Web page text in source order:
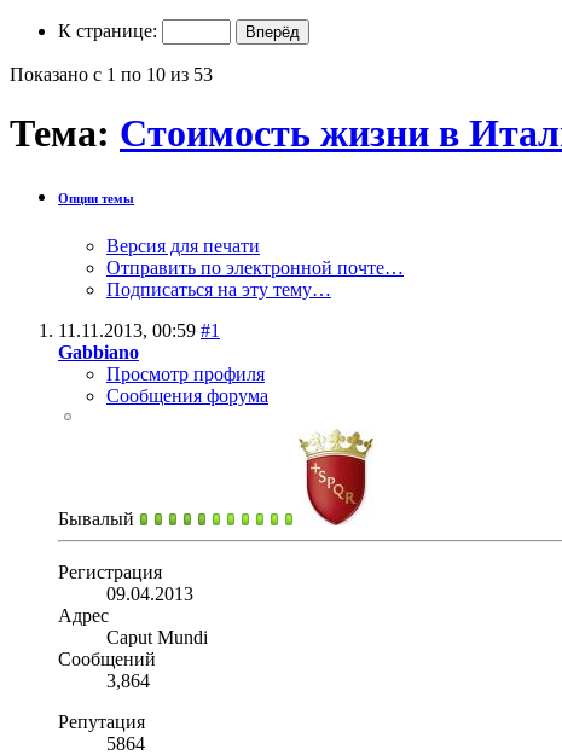
К странице:
Показано с 1 по 10 из 53
Тема: Стоимость жизни в
Опции темы
Версия для печати
Отправить по электронной почте…
Подписаться на эту тему…
11.11.2013, 00:59 #1
Gabbiano
Просмотр профиля
Сообщения форума
Бывалый
Регистрация
09.04.2013
Адрес
Caput Mundi
Сообщений
3,864
Репутация
5864